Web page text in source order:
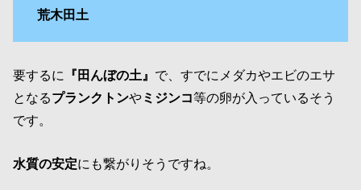
荒木田土
要するに 『田んぼの土』 で、すでにメダカやエビのエサ
となるプランクトンや ミジンコ等の卵が入っているそう
です。
水質の安定にも繋がりそうですね。